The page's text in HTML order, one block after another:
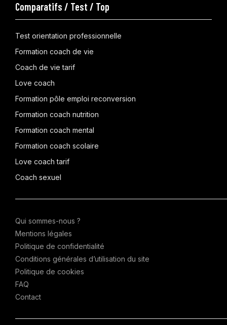
Comparatifs / Test / Top
Test orientation professionnelle
Formation coach de vie
Coach de vie tarif
Love coach
Formation pôle emploi reconversion
Formation coach nutrition
Formation coach mental
Formation coach scolaire
Love coach tarif
Coach sexuel
Qui sommes-nous ?
Mentions légales
Politique de confidentialité
Conditions générales d’utilisation du site
Politique de cookies
FAQ
Contact